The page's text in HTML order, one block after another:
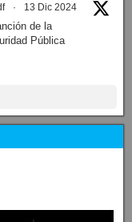
· 13 Dic 2024
de la
Pública